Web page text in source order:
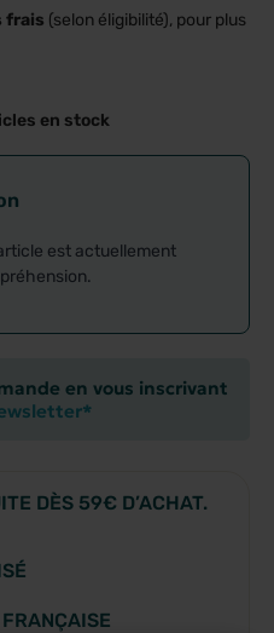
frais (selon éligibilité), pour plus
en stock
est actuellement
en vous inscrivant
DÈS 59€ D’ACHAT.